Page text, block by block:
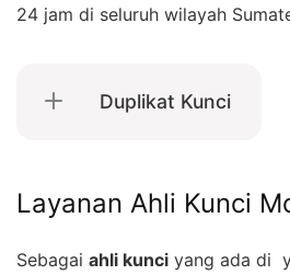
24 jam di seluruh wilayah
Duplikat Kunci
Layanan Ahli Kunci
Sebagai ahli kunci yang ada di